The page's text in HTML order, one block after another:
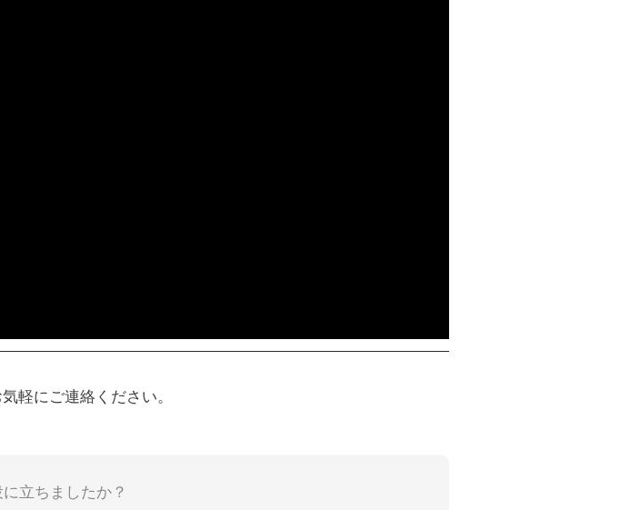
軽にご連絡ください。
立ちましたか？